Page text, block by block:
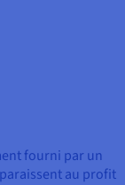
fourni par un
au profit